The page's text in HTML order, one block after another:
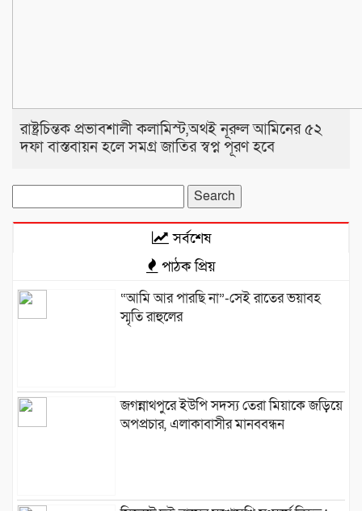
রাষ্ট্রচিন্তক প্রভাবশালী কলামিস্ট,অথই নূরুল আমিনের ৫২
দফা বাস্তবায়ন হলে সমগ্র জাতির স্বপ্ন পূরণ হবে
for:
সর্বশেষ
পাঠক প্রিয়
“আমি আর পারছি না”-সেই রাতের ভয়াবহ
স্মৃতি রাহুলের
জগন্নাথপুরে ইউপি সদস্য তেরা মিয়াকে জড়িয়ে
অপপ্রচার, এলাকাবাসীর মানববন্ধন